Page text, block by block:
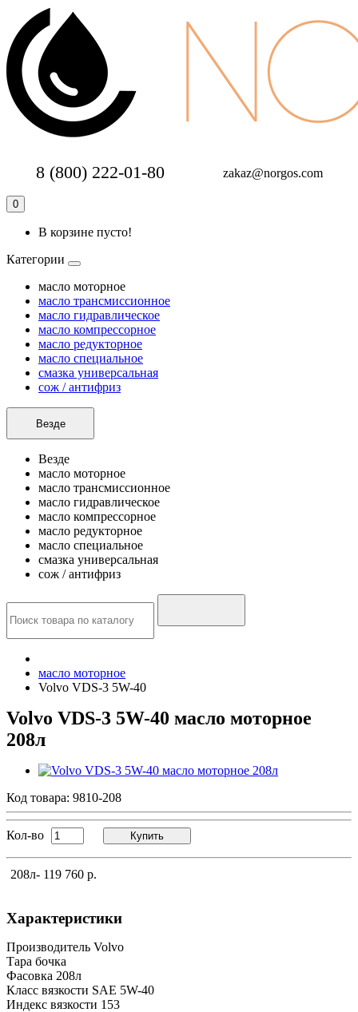
8 (800) 222-01-80 zakaz@norgos.com
0
В корзине пусто!
Категории
масло моторное
масло трансмиссионное
масло гидравлическое
масло компрессорное
масло редукторное
масло специальное
смазка универсальная
сож / антифриз
Везде
Везде
масло моторное
масло трансмиссионное
масло гидравлическое
масло компрессорное
масло редукторное
масло специальное
смазка универсальная
сож / антифриз
масло моторное
Volvo VDS-3 5W-40
Volvo VDS-3 5W-40 масло моторное
208л
Код товара: 9810-208
Кол-во Купить
208л- 119 760 р.
Характеристики
Производитель Volvo
Тара бочка
Фасовка 208л
Класс вязкости SAE 5W-40
Индекс вязкости 153